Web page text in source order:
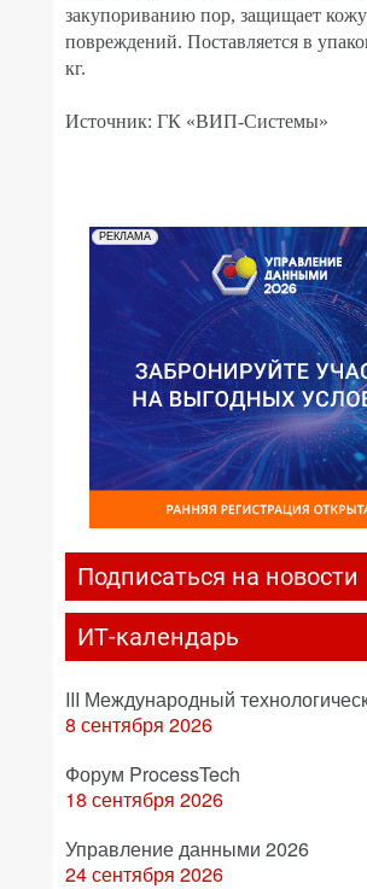
закупориванию пор, защищает
повреждений. Поставляется в
кг.
Источник: ГК «ВИП-Системы»
РЕКЛАМА
Подписаться на новости
ИТ-календарь
III Международный
8 сентября 2026
Форум ProcessTech
18 сентября 2026
Управление данными 2026
24 сентября 2026